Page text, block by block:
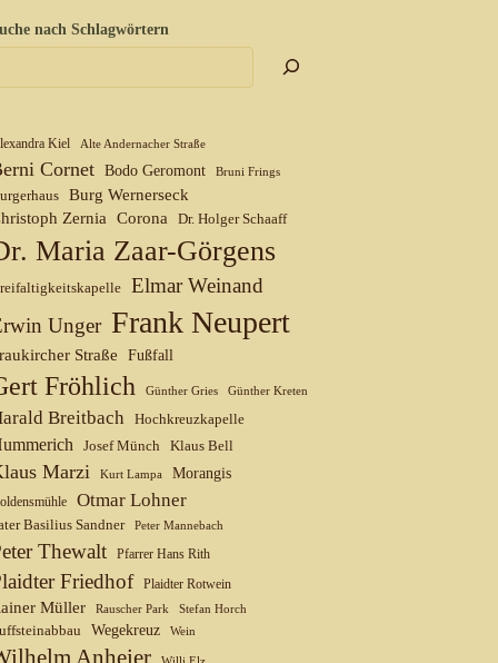
nach Schlagwörtern
Kiel Alte Andernacher Straße
Cornet Bodo Geromont Bruni Frings
Burg Wernerseck
Zernia
Corona Dr. Holger Schaaff
Maria Zaar-Görgens
Elmar Weinand
Unger Frank Neupert
Straße Fußfall
Fröhlich Günther Gries Günther Kreten
Breitbach Hochkreuzkapelle
Josef Münch Klaus Bell
Marzi Kurt Lampa Morangis
Otmar Lohner
Basilius Sandner Peter Mannebach
Thewalt Pfarrer Hans Rith
Friedhof Plaidter Rotwein
Müller Rauscher Park Stefan Horch
Wegekreuz Wein
Anheier